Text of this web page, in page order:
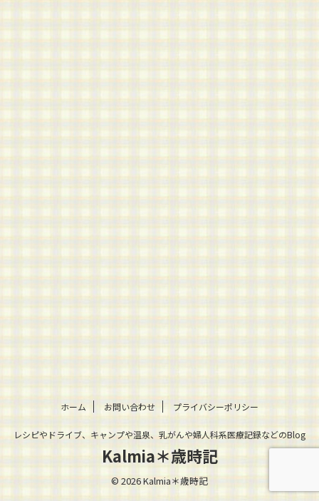
ホーム お問い合わせ プライバシーポリシー
レシピやドライブ、キャンプや温泉、乳がんや婦人科系医療記録などのBlog
Kalmia＊歳時記
© 2026 Kalmia＊歳時記